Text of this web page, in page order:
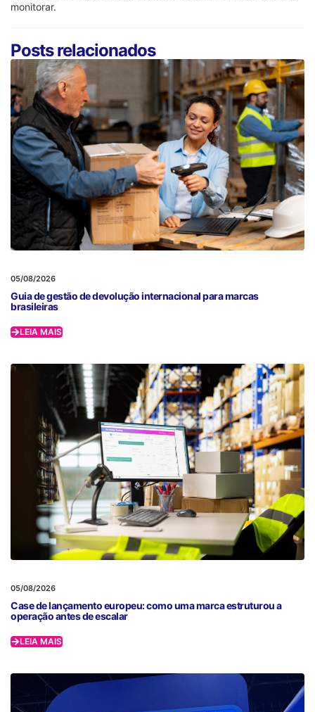
monitorar.
Posts relacionados
05/08/2026
Guia de gestão de devolução internacional para marcas
brasileiras
LEIA MAIS
05/08/2026
Case de lançamento europeu: como uma marca estruturou a
operação antes de escalar
LEIA MAIS